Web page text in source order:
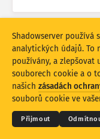
Aktualizovat
© 2026THE
Ochrana
Shadowserver používá
analytických údajů. To
používány, a
souborech cookie a o
našich zásadách
souborů cookie ve
Přijmout